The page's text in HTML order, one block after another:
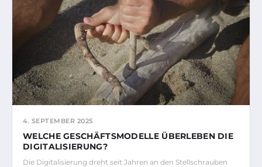
4. SEPTEMBER 2025
WELCHE GESCHÄFTSMODELLE ÜBERLEBEN DIE
DIGITALISIERUNG?
Die Digitalisierung dreht seit Jahren an den Stellschrauben